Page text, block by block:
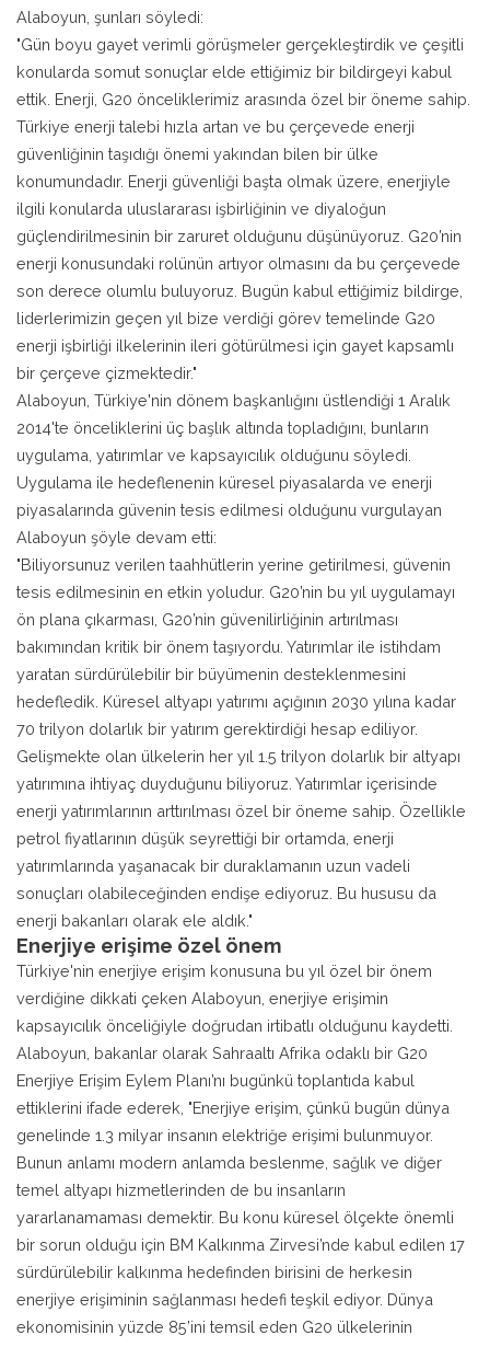
Alaboyun, şunları söyledi:
"Gün boyu gayet verimli görüşmeler gerçekleştirdik ve çeşitli
konularda somut sonuçlar elde ettiğimiz bir bildirgeyi kabul
ettik. Enerji, G20 önceliklerimiz arasında özel bir öneme sahip.
Türkiye enerji talebi hızla artan ve bu çerçevede enerji
güvenliğinin taşıdığı önemi yakından bilen bir ülke
konumundadır. Enerji güvenliği başta olmak üzere, enerjiyle
ilgili konularda uluslararası işbirliğinin ve diyaloğun
güçlendirilmesinin bir zaruret olduğunu düşünüyoruz. G20’nin
enerji konusundaki rolünün artıyor olmasını da bu çerçevede
son derece olumlu buluyoruz. Bugün kabul ettiğimiz bildirge,
liderlerimizin geçen yıl bize verdiği görev temelinde G20
enerji işbirliği ilkelerinin ileri götürülmesi için gayet kapsamlı
bir çerçeve çizmektedir."
Alaboyun, Türkiye'nin dönem başkanlığını üstlendiği 1 Aralık
2014'te önceliklerini üç başlık altında topladığını, bunların
uygulama, yatırımlar ve kapsayıcılık olduğunu söyledi.
Uygulama ile hedeflenenin küresel piyasalarda ve enerji
piyasalarında güvenin tesis edilmesi olduğunu vurgulayan
Alaboyun şöyle devam etti:
"Biliyorsunuz verilen taahhütlerin yerine getirilmesi, güvenin
tesis edilmesinin en etkin yoludur. G20’nin bu yıl uygulamayı
ön plana çıkarması, G20’nin güvenilirliğinin artırılması
bakımından kritik bir önem taşıyordu. Yatırımlar ile istihdam
yaratan sürdürülebilir bir büyümenin desteklenmesini
hedefledik. Küresel altyapı yatırımı açığının 2030 yılına kadar
70 trilyon dolarlık bir yatırım gerektirdiği hesap ediliyor.
Gelişmekte olan ülkelerin her yıl 1.5 trilyon dolarlık bir altyapı
yatırımına ihtiyaç duyduğunu biliyoruz. Yatırımlar içerisinde
enerji yatırımlarının arttırılması özel bir öneme sahip. Özellikle
petrol fiyatlarının düşük seyrettiği bir ortamda, enerji
yatırımlarında yaşanacak bir duraklamanın uzun vadeli
sonuçları olabileceğinden endişe ediyoruz. Bu hususu da
enerji bakanları olarak ele aldık."
Enerjiye erişime özel önem
Türkiye'nin enerjiye erişim konusuna bu yıl özel bir önem
verdiğine dikkati çeken Alaboyun, enerjiye erişimin
kapsayıcılık önceliğiyle doğrudan irtibatlı olduğunu kaydetti.
Alaboyun, bakanlar olarak Sahraaltı Afrika odaklı bir G20
Enerjiye Erişim Eylem Planı’nı bugünkü toplantıda kabul
ettiklerini ifade ederek, "Enerjiye erişim, çünkü bugün dünya
genelinde 1.3 milyar insanın elektriğe erişimi bulunmuyor.
Bunun anlamı modern anlamda beslenme, sağlık ve diğer
temel altyapı hizmetlerinden de bu insanların
yararlanamaması demektir. Bu konu küresel ölçekte önemli
bir sorun olduğu için BM Kalkınma Zirvesi’nde kabul edilen 17
sürdürülebilir kalkınma hedefinden birisini de herkesin
enerjiye erişiminin sağlanması hedefi teşkil ediyor. Dünya
ekonomisinin yüzde 85’ini temsil eden G20 ülkelerinin